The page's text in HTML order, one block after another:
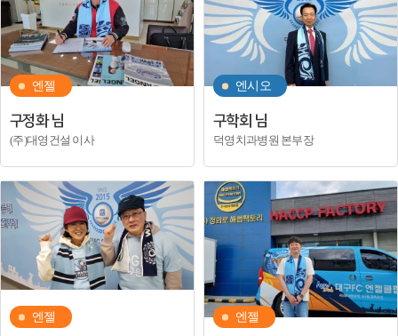
엔젤
구정화 님
(주)대영건설 이사
엔시오
구학회 님
덕영치과병원 본부장
엔젤 엔젤